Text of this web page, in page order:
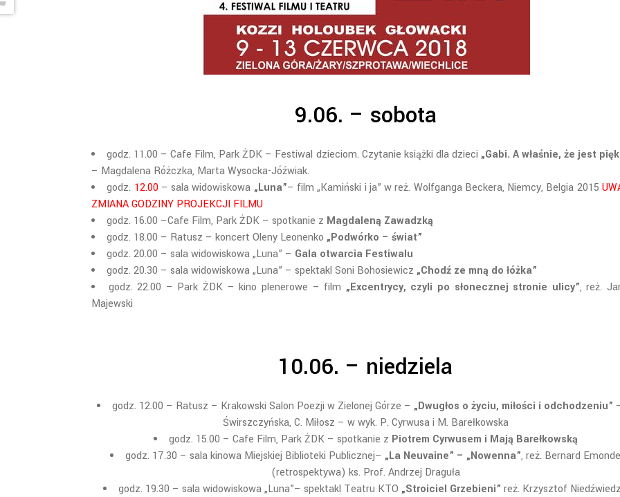
9.06. – sobota
godz. 11.00 – Cafe Film, Park ŻDK – Festiwal dzieciom. Czytanie książki dla dzieci „Gabi. A właśnie, że jest
– Magdalena Różczka, Marta Wysocka-Jóźwiak.
godz. 12.00– sala widowiskowa „Luna”– film „Kamiński i ja” w reż. Wolfganga Beckera, Niemcy, Belgia 2015
ZMIANA GODZINY PROJEKCJI FILMU
godz. 16.00 –Cafe Film, Park ŻDK – spotkanie z Magdaleną Zawadzką
godz. 18.00 – Ratusz – koncert Oleny Leonenko „Podwórko – świat”
godz. 20.00 – sala widowiskowa „Luna” – Gala otwarcia Festiwalu
godz. 20.30 – sala widowiskowa „Luna” – spektakl Soni Bohosiewicz „Chodź ze mną do łóżka”
godz. 22.00 – Park ŻDK – kino plenerowe – film „Excentrycy, czyli po słonecznej stronie ulicy”, reż.
Majewski
10.06. – niedziela
godz. 12.00 – Ratusz – Krakowski Salon Poezji w Zielonej Górze – „Dwugłos o życiu, miłości i odchodzeniu”
Świrszczyńska, C. Miłosz – w wyk. P. Cyrwusa i M. Barełkowska
godz. 15.00 – Cafe Film, Park ŻDK – spotkanie z Piotrem Cyrwusem i Mają Barełkowską
godz. 17.30 – sala kinowa Miejskiej Biblioteki Publicznej– „La Neuvaine” – „Nowenna”, reż. Bernard Emonde
(retrospektywa) ks. Prof. Andrzej Draguła
godz. 19.30 – sala widowiskowa „Luna”– spektakl Teatru KTO „Stroiciel Grzebieni” reż. Krzysztof